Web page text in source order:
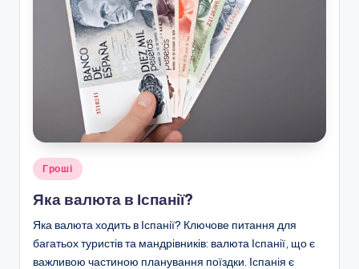
Опубліковано
Гроші
Яка валюта в Іспанії?
Яка валюта ходить в Іспанії? Ключове питання для
багатьох туристів та мандрівників: валюта Іспанії, що є
важливою частиною планування поїздки. Іспанія є